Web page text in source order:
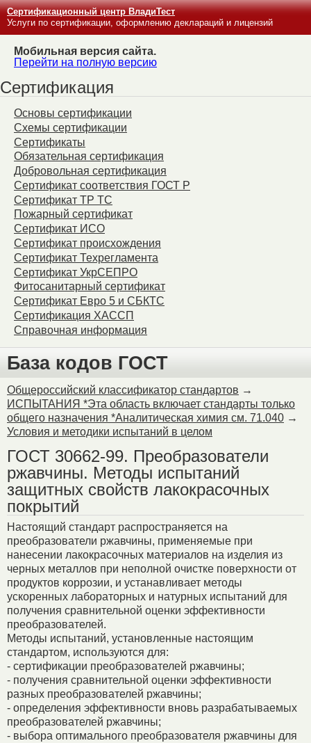
Сертификационный центр ВладиТест
Услуги по сертификации, оформлению деклараций и лицензий
Мобильная версия сайта.
Перейти на полную версию
Сертификация
Основы сертификации
Схемы сертификации
Сертификаты
Обязательная сертификация
Добровольная сертификация
Сертификат соответствия ГОСТ Р
Сертификат ТР ТС
Пожарный сертификат
Сертификат ИСО
Сертификат происхождения
Сертификат Техрегламента
Сертификат УкрСЕПРО
Фитосанитарный сертификат
Сертификат Евро 5 и СБКТС
Сертификация ХАССП
Справочная информация
База кодов ГОСТ
Общероссийский классификатор стандартов →
ИСПЫТАНИЯ *Эта область включает стандарты только
общего назначения *Аналитическая химия см. 71.040 →
Условия и методики испытаний в целом
ГОСТ 30662-99. Преобразователи
ржавчины. Методы испытаний
защитных свойств лакокрасочных
покрытий
Настоящий стандарт распространяется на
преобразователи ржавчины, применяемые при
нанесении лакокрасочных материалов на изделия из
черных металлов при неполной очистке поверхности от
продуктов коррозии, и устанавливает методы
ускоренных лабораторных и натурных испытаний для
получения сравнительной оценки эффективности
преобразователей.
Методы испытаний, установленные настоящим
стандартом, используются для:
- сертификации преобразователей ржавчины;
- получения сравнительной оценки эффективности
разных преобразователей ржавчины;
- определения эффективности вновь разрабатываемых
преобразователей ржавчины;
- выбора оптимального преобразователя ржавчины для